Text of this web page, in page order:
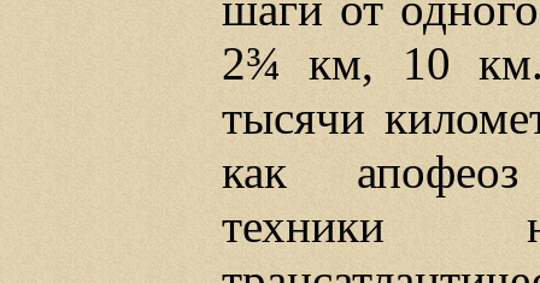
2¾ км, 10
тысячи
как апофеоз
техники